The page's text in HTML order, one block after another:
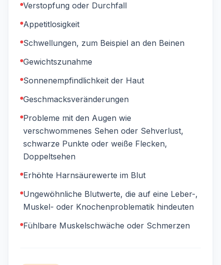
Verstopfung oder Durchfall
Appetitlosigkeit
Schwellungen, zum Beispiel an den Beinen
Gewichtszunahme
Sonnenempfindlichkeit der Haut
Geschmacksveränderungen
Probleme mit den Augen wie
verschwommenes Sehen oder Sehverlust,
schwarze Punkte oder weiße Flecken,
Doppeltsehen
Erhöhte Harnsäurewerte im Blut
Ungewöhnliche Blutwerte, die auf eine Leber-,
Muskel- oder Knochenproblematik hindeuten
Fühlbare Muskelschwäche oder Schmerzen